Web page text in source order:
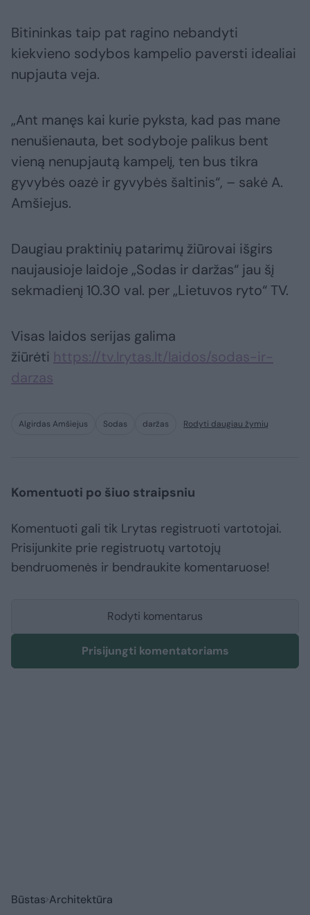
Bitininkas taip pat ragino nebandyti
kiekvieno sodybos kampelio paversti idealiai
nupjauta veja.
„Ant manęs kai kurie pyksta, kad pas mane
nenušienauta, bet sodyboje palikus bent
vieną nenupjautą kampelį, ten bus tikra
gyvybės oazė ir gyvybės šaltinis“, – sakė A.
Amšiejus.
Daugiau praktinių patarimų žiūrovai išgirs
naujausioje laidoje „Sodas ir daržas“ jau šį
sekmadienį 10.30 val. per „Lietuvos ryto“ TV.
Visas laidos serijas galima
žiūrėti https://tv.lrytas.lt/laidos/sodas-ir-
darzas
Algirdas Amšiejus Sodas daržas Rodyti daugiau žymių
Komentuoti po šiuo straipsniu
Komentuoti gali tik Lrytas registruoti vartotojai.
Prisijunkite prie registruotų vartotojų
bendruomenės ir bendraukite komentaruose!
Rodyti komentarus
Prisijungti komentatoriams
Būstas Architektūra